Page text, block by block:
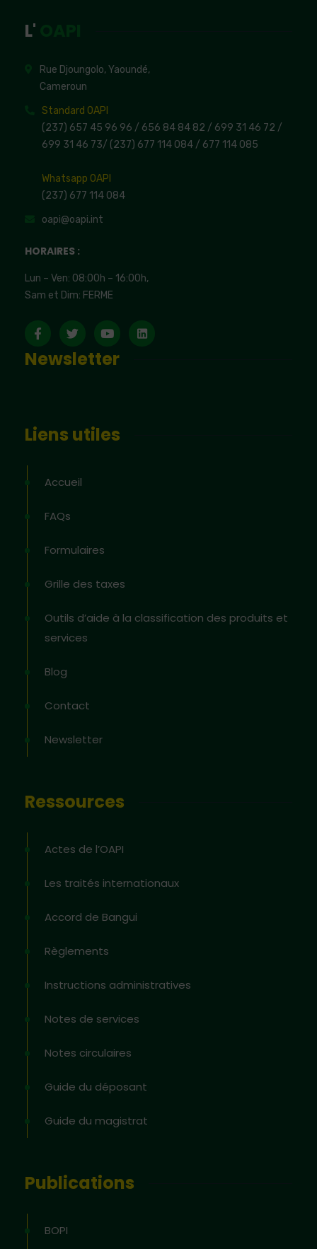
L'
Rue Djoungolo, Yaoundé,
Cameroun
Standard OAPI
(237) 657 45 96 96 / 656 84 84 82 / 699 31 46 72 /
699 31 46 73/ (237) 677 114 084 / 677 114 085
Whatsapp OAPI
(237) 677 114 084
oapi@oapi.int
HORAIRES :
Lun – Ven: 08:00h – 16:00h,
Sam et Dim: FERME
Newsletter
Liens utiles
Accueil
FAQs
Formulaires
Grille des taxes
Outils d’aide à la classification des produits et
services
Blog
Contact
Newsletter
Ressources
Actes de l’OAPI
Les traités internationaux
Accord de Bangui
Règlements
Instructions administratives
Notes de services
Notes circulaires
Guide du déposant
Guide du magistrat
Publications
BOPI